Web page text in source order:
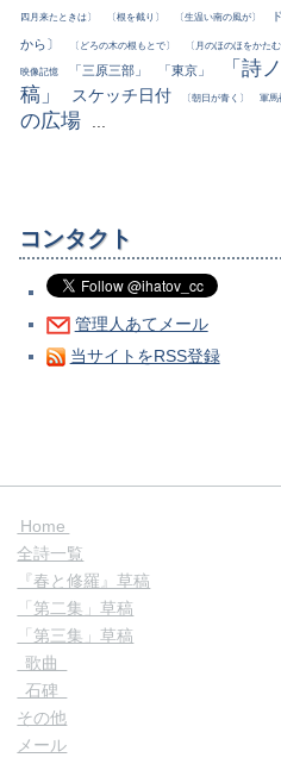
四月来たときは〕 〔根を截り〕 〔生温い南の風が〕
から〕
〔どろの木の根もとで〕 〔月のほのほをかたむ
映像記憶 「三原三部」 「東京」 「詩
稿」
スケッチ日付 〔朝日が青く〕 軍馬
の広場
コンタクト
管理人あてメール
当サイトをRSS登録
Home
全詩一覧
『春と修羅』草稿
「第二集」草稿
「第三集」草稿
歌曲
石碑
その他
メール